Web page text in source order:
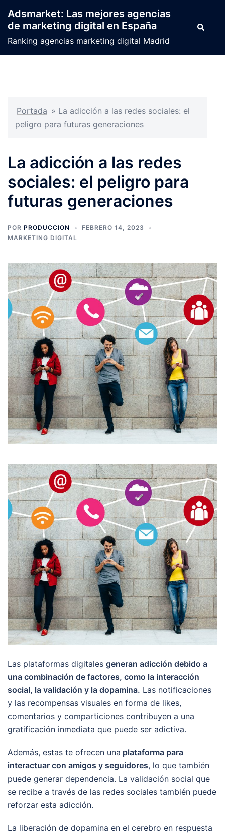
contenido
Adsmarket: Las mejores agencias
de marketing digital en España
Ranking agencias marketing digital Madrid
Buscar
Portada » La adicción a las redes sociales: el
peligro para futuras generaciones
La adicción a las redes
sociales: el peligro para
futuras generaciones
POR PRODUCCION
FEBRERO 14, 2023
MARKETING DIGITAL
Las plataformas digitales generan adicción debido a
una combinación de factores, como la interacción
social, la validación y la dopamina. Las notificaciones
y las recompensas visuales en forma de likes,
comentarios y comparticiones contribuyen a una
gratificación inmediata que puede ser adictiva.
Además, estas te ofrecen una plataforma para
interactuar con amigos y seguidores, lo que también
puede generar dependencia. La validación social que
se recibe a través de las redes sociales también puede
reforzar esta adicción.
La liberación de dopamina en el cerebro en respuesta